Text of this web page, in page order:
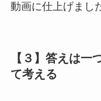
動画に仕上げまし
【３】答えは一
て考える